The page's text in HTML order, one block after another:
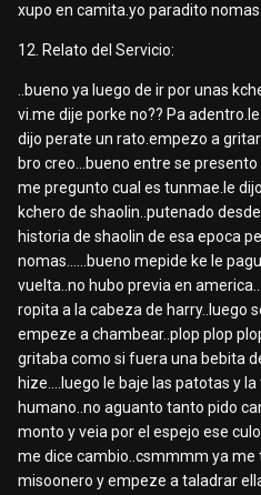
xupo en camita.yo paradito
12. Relato del Servicio:
..bueno ya luego de ir por unas
vi.me dije porke no?? Pa
dijo perate un rato.empezo a
bro creo...bueno entre se
me pregunto cual es tunmae.le
kchero de shaolin..putenado
historia de shaolin de esa epoca
nomas......bueno mepide ke le
vuelta..no hubo previa en
ropita a la cabeza de harry..luego
empeze a chambear..plop plop
gritaba como si fuera una bebita
hize....luego le baje las patotas y
humano..no aguanto tanto pido
monto y veia por el espejo ese
me dice cambio..csmmmm ya me
misoonero y empeze a taladrar